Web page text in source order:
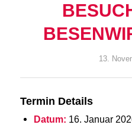
13.
Termin Details
Datum: 16. Januar